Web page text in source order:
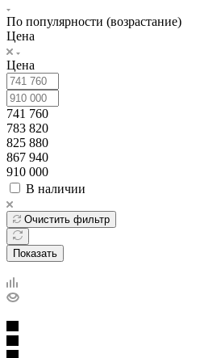
По популярности (возрастание)
Цена
Цена
741 760
783 820
825 880
867 940
910 000
В наличии
Очистить фильтр
Показать